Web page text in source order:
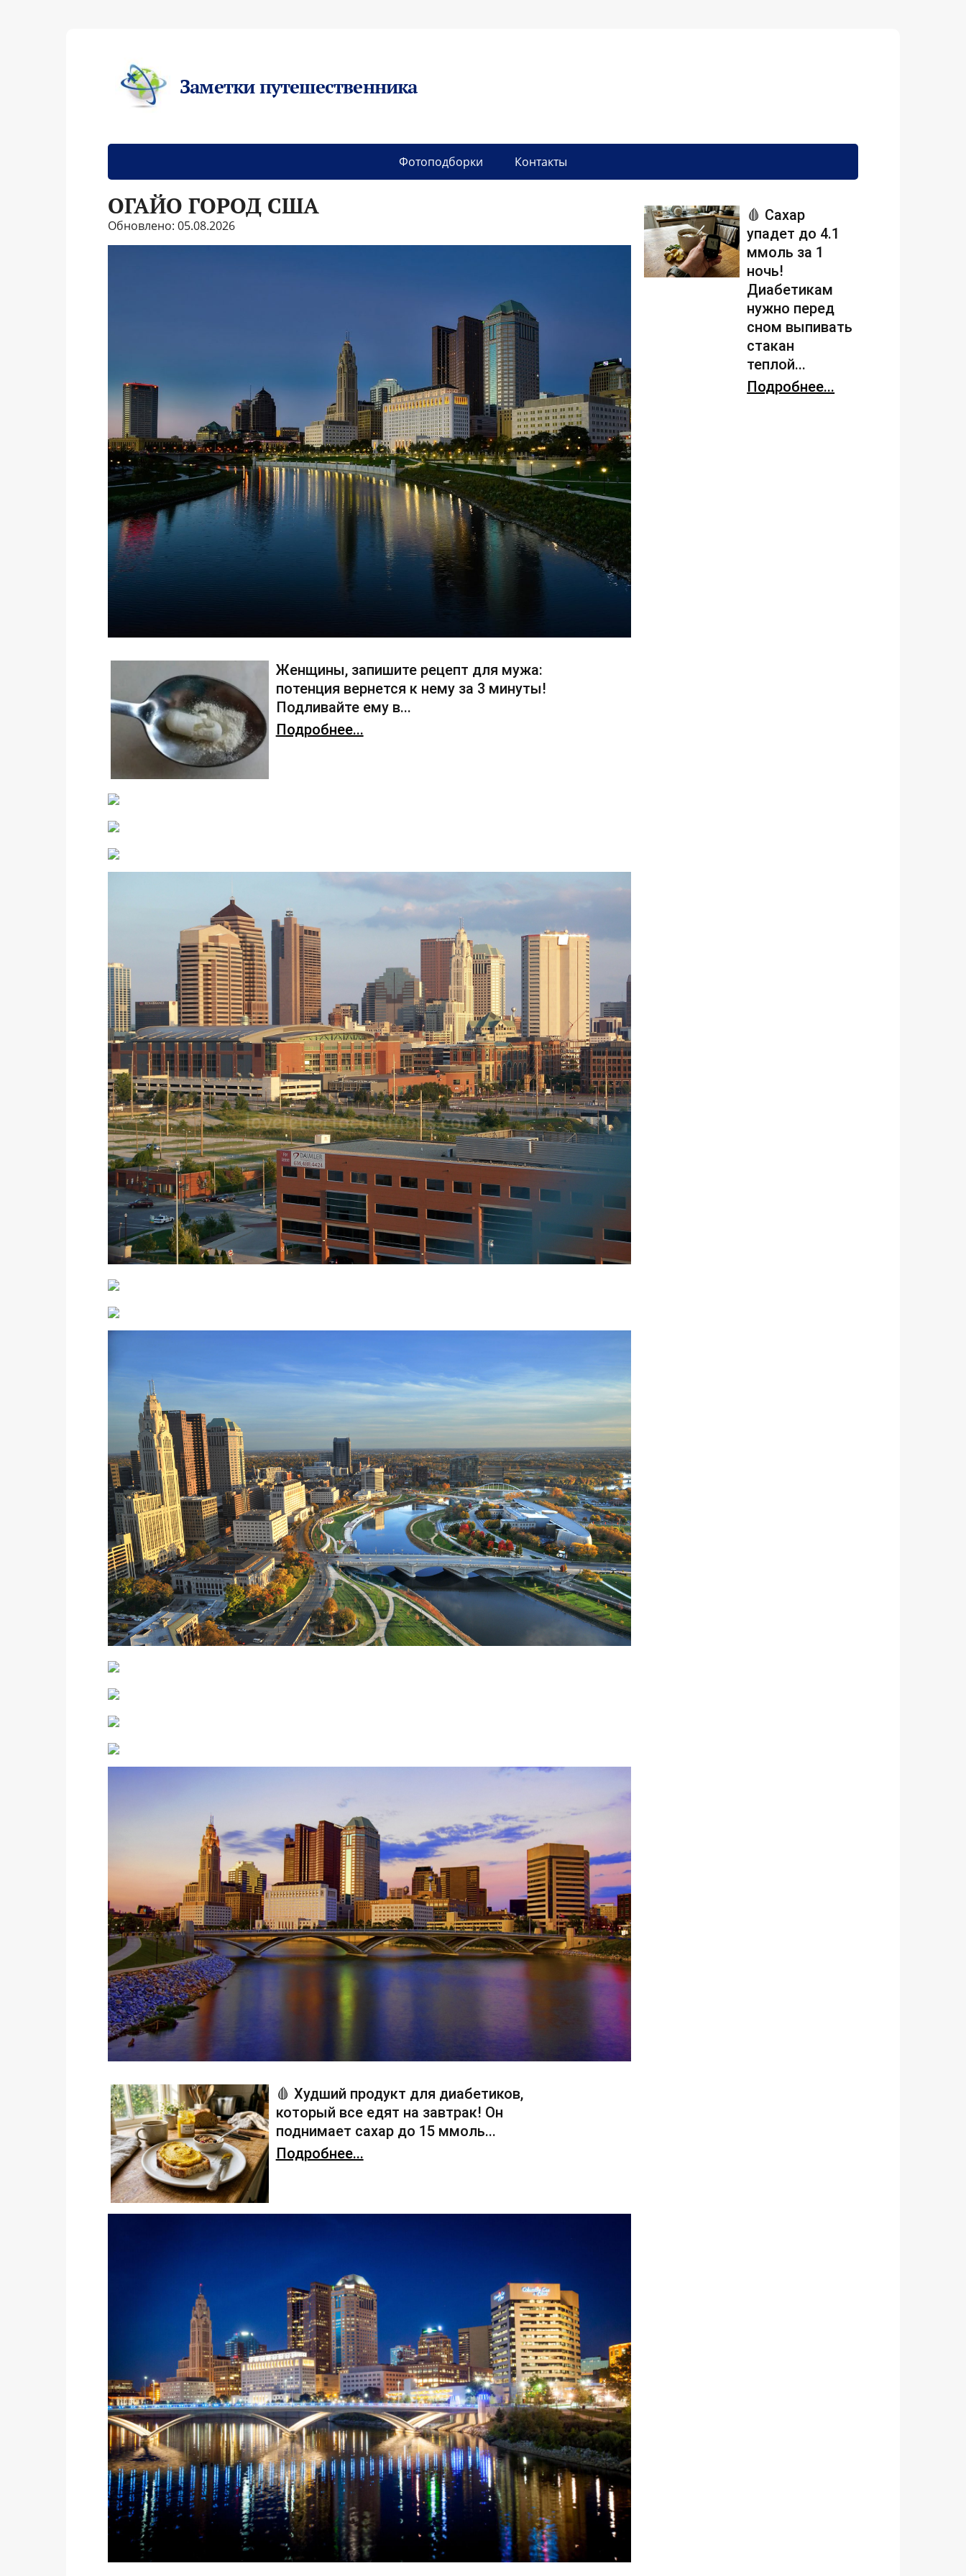
Заметки путешественника
Фотоподборки Контакты
ОГАЙО ГОРОД США
Обновлено: 05.08.2026
Женщины, запишите рецепт для мужа:
потенция вернется к нему за 3 минуты!
Подливайте ему в...
Подробнее...
🩸 Худший продукт для диабетиков,
который все едят на завтрак! Он
поднимает сахар до 15 ммоль...
Подробнее...
🩸 Сахар
упадет до 4.1
ммоль за 1
ночь!
Диабетикам
нужно перед
сном выпивать
стакан
теплой...
Подробнее...